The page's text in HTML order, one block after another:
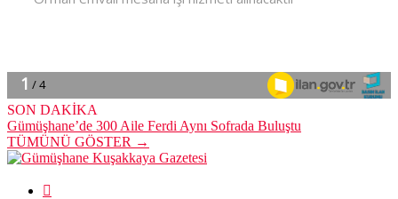
SON DAKİKA
Gümüşhane’de 300 Aile Ferdi Aynı Sofrada Buluştu
TÜMÜNÜ GÖSTER →